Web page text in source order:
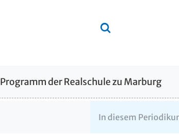
Programm der Realschule zu Marburg